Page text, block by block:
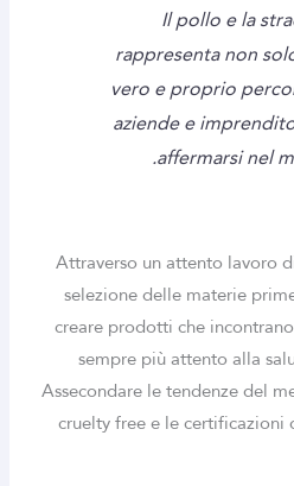
“Il pollo e la
rappresenta non
vero e proprio
aziende e
affermarsi nel
Attraverso un attento lavoro
selezione delle materie
creare prodotti che
sempre più attento alla
Assecondare le tendenze del
cruelty free e le